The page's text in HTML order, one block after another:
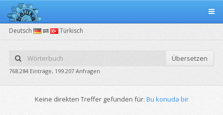
Deutsch Türkisch
Übersetzen
768.284 Einträge, 199.207 Anfragen
Keine direkten Treffer gefunden für: Bu konuda bir